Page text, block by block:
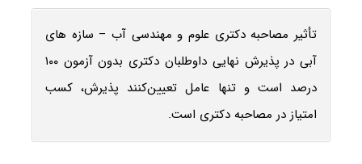
تأثیر مصاحبه دکتری علوم و مهندسی آب – سازه ‌های
آبی در پذیرش نهایی داوطلبان دکتری بدون آزمون ۱۰۰
درصد است و تنها عامل تعیین‌کنند پذیرش، کسب
امتیاز در مصاحبه دکتری است.